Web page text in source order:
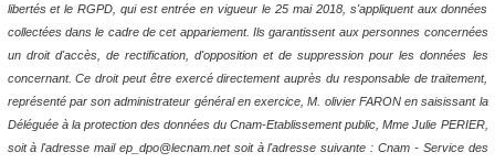
libertés et le RGPD, qui est entrée en vigueur le 25 mai 2018, s'appliquent aux données
collectées dans le cadre de cet appariement. Ils garantissent aux personnes concernées
un droit d'accès, de rectification, d'opposition et de suppression pour les données les
concernant. Ce droit peut être exercé directement auprès du responsable de traitement,
représenté par son administrateur général en exercice, M. olivier FARON en saisissant la
Déléguée à la protection des données du Cnam-Etablissement public, Mme Julie PERIER,
soit à l'adresse mail ep_dpo@lecnam.net soit à l'adresse suivante : Cnam - Service des